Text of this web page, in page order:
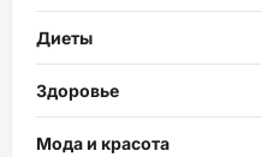
Диеты
Здоровье
Мода и красота